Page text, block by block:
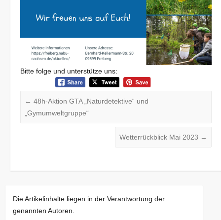
Bitte folge und unterstütze uns:
← 48h-Aktion GTA „Naturdetektive“ und
„Gymumweltgruppe“
Wetterrückblick Mai 2023 →
Die Artikelinhalte liegen in der Verantwortung der
genannten Autoren.